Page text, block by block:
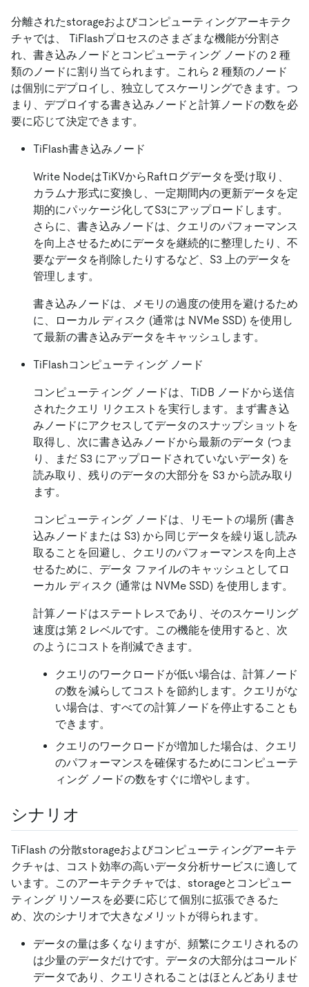
分離されたstorageおよびコンピューティングアーキテク
チャでは、 TiFlashプロセスのさまざまな機能が分割さ
れ、書き込みノードとコンピューティング ノードの 2 種
類のノードに割り当てられます。これら 2 種類のノード
は個別にデプロイし、独立してスケーリングできます。つ
まり、デプロイする書き込みノードと計算ノードの数を必
要に応じて決定できます。
TiFlash書き込みノード
Write NodeはTiKVからRaftログデータを受け取り、
カラムナ形式に変換し、一定期間内の更新データを定
期的にパッケージ化してS3にアップロードします。
さらに、書き込みノードは、クエリのパフォーマンス
を向上させるためにデータを継続的に整理したり、不
要なデータを削除したりするなど、S3 上のデータを
管理します。
書き込みノードは、メモリの過度の使用を避けるため
に、ローカル ディスク (通常は NVMe SSD) を使用し
て最新の書き込みデータをキャッシュします。
TiFlashコンピューティング ノード
コンピューティング ノードは、TiDB ノードから送信
されたクエリ リクエストを実行します。まず書き込
みノードにアクセスしてデータのスナップショットを
取得し、次に書き込みノードから最新のデータ (つま
り、まだ S3 にアップロードされていないデータ) を
読み取り、残りのデータの大部分を S3 から読み取り
ます。
コンピューティング ノードは、リモートの場所 (書き
込みノードまたは S3) から同じデータを繰り返し読み
取ることを回避し、クエリのパフォーマンスを向上さ
せるために、データ ファイルのキャッシュとしてロ
ーカル ディスク (通常は NVMe SSD) を使用します。
計算ノードはステートレスであり、そのスケーリング
速度は第 2 レベルです。この機能を使用すると、次
のようにコストを削減できます。
クエリのワークロードが低い場合は、計算ノード
の数を減らしてコストを節約します。クエリがな
い場合は、すべての計算ノードを停止することも
できます。
クエリのワークロードが増加した場合は、クエリ
のパフォーマンスを確保するためにコンピューテ
ィング ノードの数をすぐに増やします。
シナリオ
TiFlash の分散storageおよびコンピューティングアーキテ
クチャは、コスト効率の高いデータ分析サービスに適して
います。このアーキテクチャでは、storageとコンピュー
ティング リソースを必要に応じて個別に拡張できるた
め、次のシナリオで大きなメリットが得られます。
データの量は多くなりますが、頻繁にクエリされるの
は少量のデータだけです。データの大部分はコールド
データであり、クエリされることはほとんどありませ